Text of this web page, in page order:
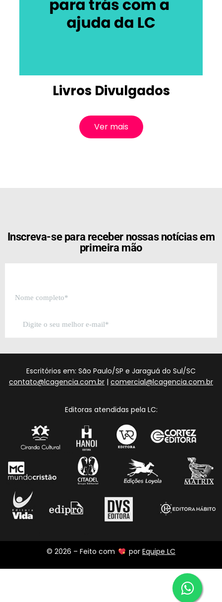
Livros Divulgados
Ver mais
Inscreva-se para receber nossas notícias em
primeira mão
Escritórios em: São Paulo/SP e Jaraguá do Sul/SC
contato@lcagencia.com.br | comercial@lcagencia.com.br
Editoras atendidas pela LC:
© 2026 – Feito com por Equipe LC